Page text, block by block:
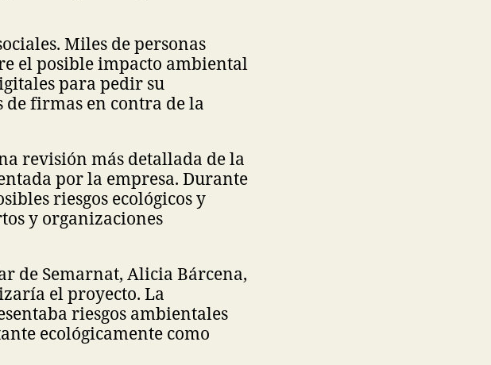
Miles de personas
el posible impacto ambiental
para pedir su
firmas en contra de la
revisión más detallada de la
por la empresa. Durante
riesgos ecológicos y
y organizaciones
de Semarnat, Alicia Bárcena,
el proyecto. La
riesgos ambientales
ecológicamente como